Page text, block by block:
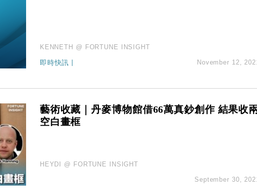
KENNETH @ FORTUNE INSIGHT
即時快訊 | November 12,
藝術收藏｜丹麥博物館借66萬真鈔創作 結果收
空白畫框
HEYDI @ FORTUNE INSIGHT
September 30,